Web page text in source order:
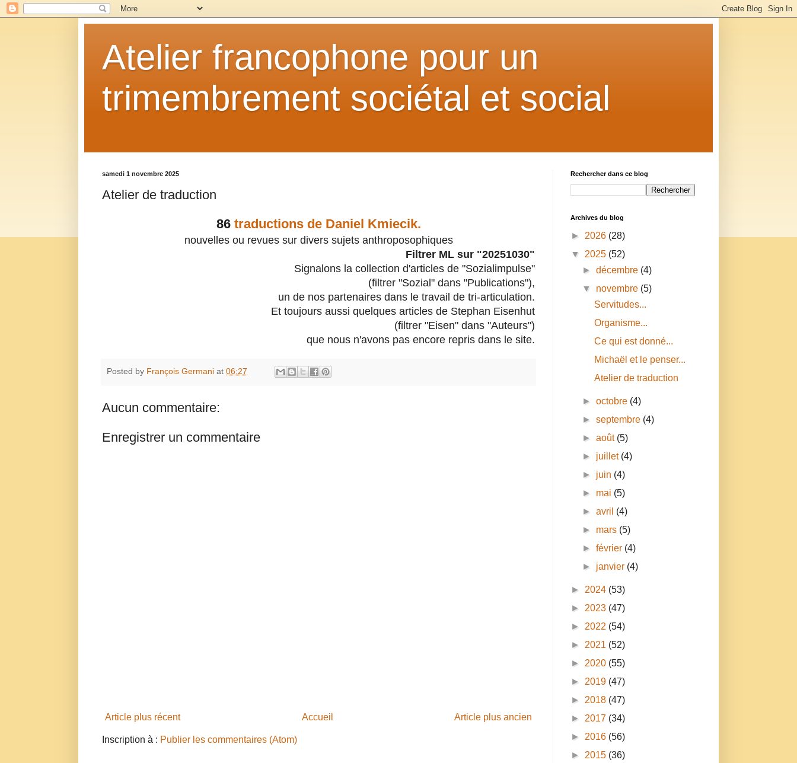
Atelier francophone pour un
trimembrement sociétal et social
samedi 1 novembre 2025
Atelier de traduction
86 traductions de Daniel Kmiecik.
nouvelles ou revues sur divers sujets anthroposophiques
Filtrer ML sur "20251030"
Signalons la collection d'articles de "Sozialimpulse"
(filtrer "Sozial" dans "Publications"),
un de nos partenaires dans le travail de tri-articulation.
Et toujours aussi quelques articles de Stephan Eisenhut
(filtrer "Eisen" dans "Auteurs")
que nous n'avons pas encore repris dans le site.
Posted by François Germani at 06:27
Aucun commentaire:
Enregistrer un commentaire
Article plus récent Article plus ancien
Accueil
Inscription à : Publier les commentaires (Atom)
Rechercher dans ce blog
Archives du blog
► 2026 (28)
▼ 2025 (52)
►décembre (4)
▼ novembre (5)
Servitudes...
Organisme...
Ce qui est donné...
Michaël et le penser...
Atelier de traduction
►octobre (4)
►septembre (4)
►août (5)
► juillet (4)
► juin (4)
► mai (5)
►avril (4)
► mars (5)
►février (4)
► janvier (4)
► 2024 (53)
► 2023 (47)
► 2022 (54)
► 2021 (52)
► 2020 (55)
► 2019 (47)
► 2018 (47)
► 2017 (34)
► 2016 (56)
► 2015 (36)